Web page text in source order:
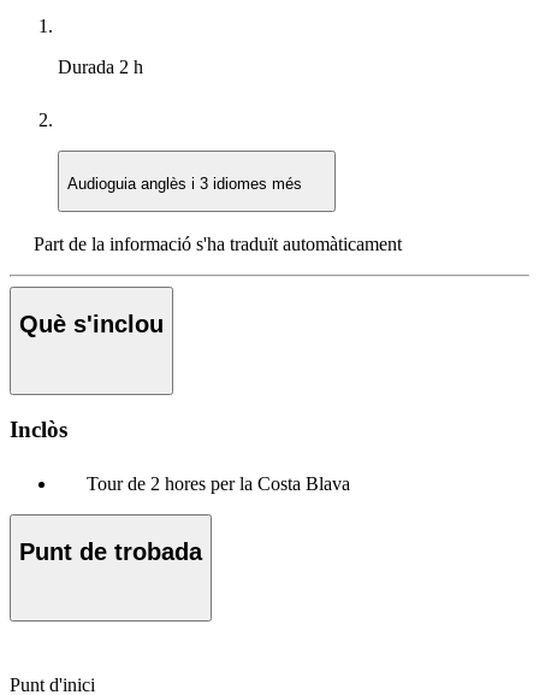
Durada 2 h
Audioguia anglès i 3 idiomes més
Part de la informació s'ha traduït automàticament
Què s'inclou
Inclòs
Tour de 2 hores per la Costa Blava
Punt de trobada
Punt d'inici